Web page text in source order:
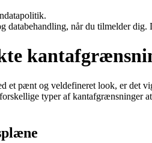
databehandling, når du tilmelder
et pænt og veldefineret look, er det
typer af